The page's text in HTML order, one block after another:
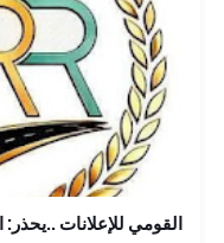
القومي للإعلانات ..يحذر: